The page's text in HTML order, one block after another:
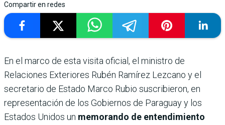
Compartir en redes
En el marco de esta visita oficial, el ministro de
Relaciones Exteriores Rubén Ramírez Lezcano y el
secretario de Estado Marco Rubio suscribieron, en
representación de los Gobiernos de Paraguay y los
Estados Unidos un memorando de entendimiento